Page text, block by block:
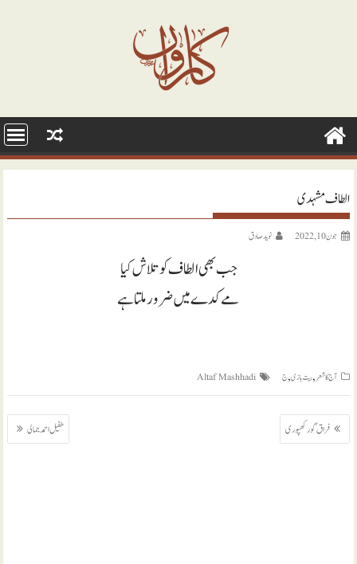
الطاف مشہدی
جون 10, 2022 نويد صادق
جب بھی الطاف کو تلاش کیا
مے کدے میں ضرور ملتا ہے
آج کا شعر,بیت بازی,ج Altaf Mashhadi
پوسٹوں
کی
فراق گورکھپوری طفیل احمد جمالی